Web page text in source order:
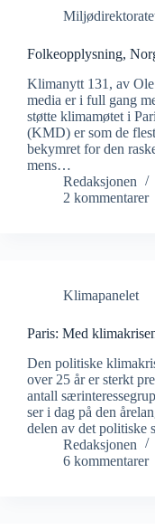
Folkeopplysning,
Klimanytt 131, av
media er i full gang
støtte klimamøtet i
(KMD) er som de
bekymret for den
mens…
Redaksjonen
2 kommentarer
Klimapanelet
Paris: Med
Den politiske
over 25 år er sterkt
antall
ser i dag på den
delen av det politiske
Redaksjonen
6 kommentarer